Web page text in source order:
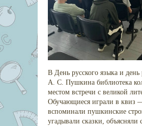
В День русского языка и
А. С. Пушкина библиотека
местом встречи с великой
Обучающиеся играли в квиз
вспоминали пушкинские
угадывали сказки, объясняли